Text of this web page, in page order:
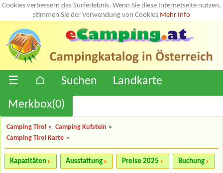
Cookies verbessern das Surferlebnis. Wenn Sie diese Internetseite nutzen,
stimmen Sie der Verwendung von Cookies Mehr Info
☰ ⌂ Suchen
Landkarte
Merkbox(0)
Camping Tirol » Camping Kufstein »
Camping Tirol Karte »
Kapazitäten Ausstattung Preise 2025 Buchung